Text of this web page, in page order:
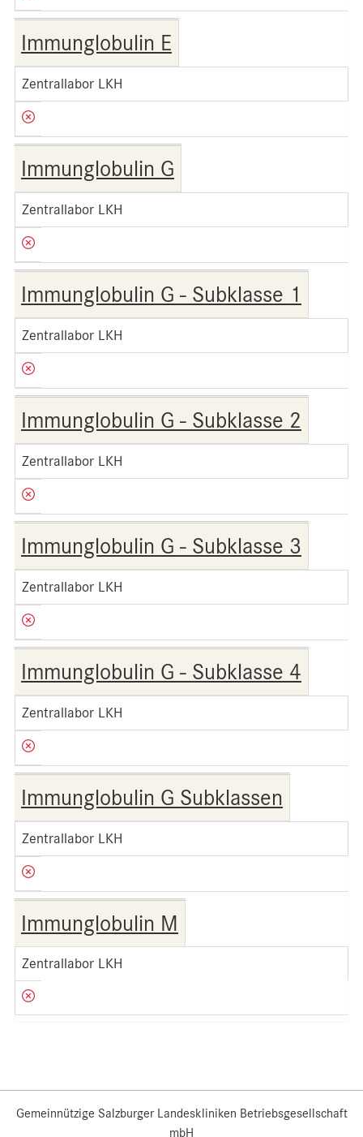
Immunglobulin E
Zentrallabor LKH
Immunglobulin G
Zentrallabor LKH
Immunglobulin G - Subklasse 1
Zentrallabor LKH
Immunglobulin G - Subklasse 2
Zentrallabor LKH
Immunglobulin G - Subklasse 3
Zentrallabor LKH
Immunglobulin G - Subklasse 4
Zentrallabor LKH
Immunglobulin G Subklassen
Zentrallabor LKH
Immunglobulin M
Zentrallabor LKH
Gemeinnützige Salzburger Landeskliniken Betriebsgesellschaft
mbH